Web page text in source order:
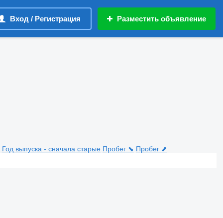
Вход / Регистрация Разместить объявление
Год выпуска - сначала старые Пробег ⬊ Пробег ⬈